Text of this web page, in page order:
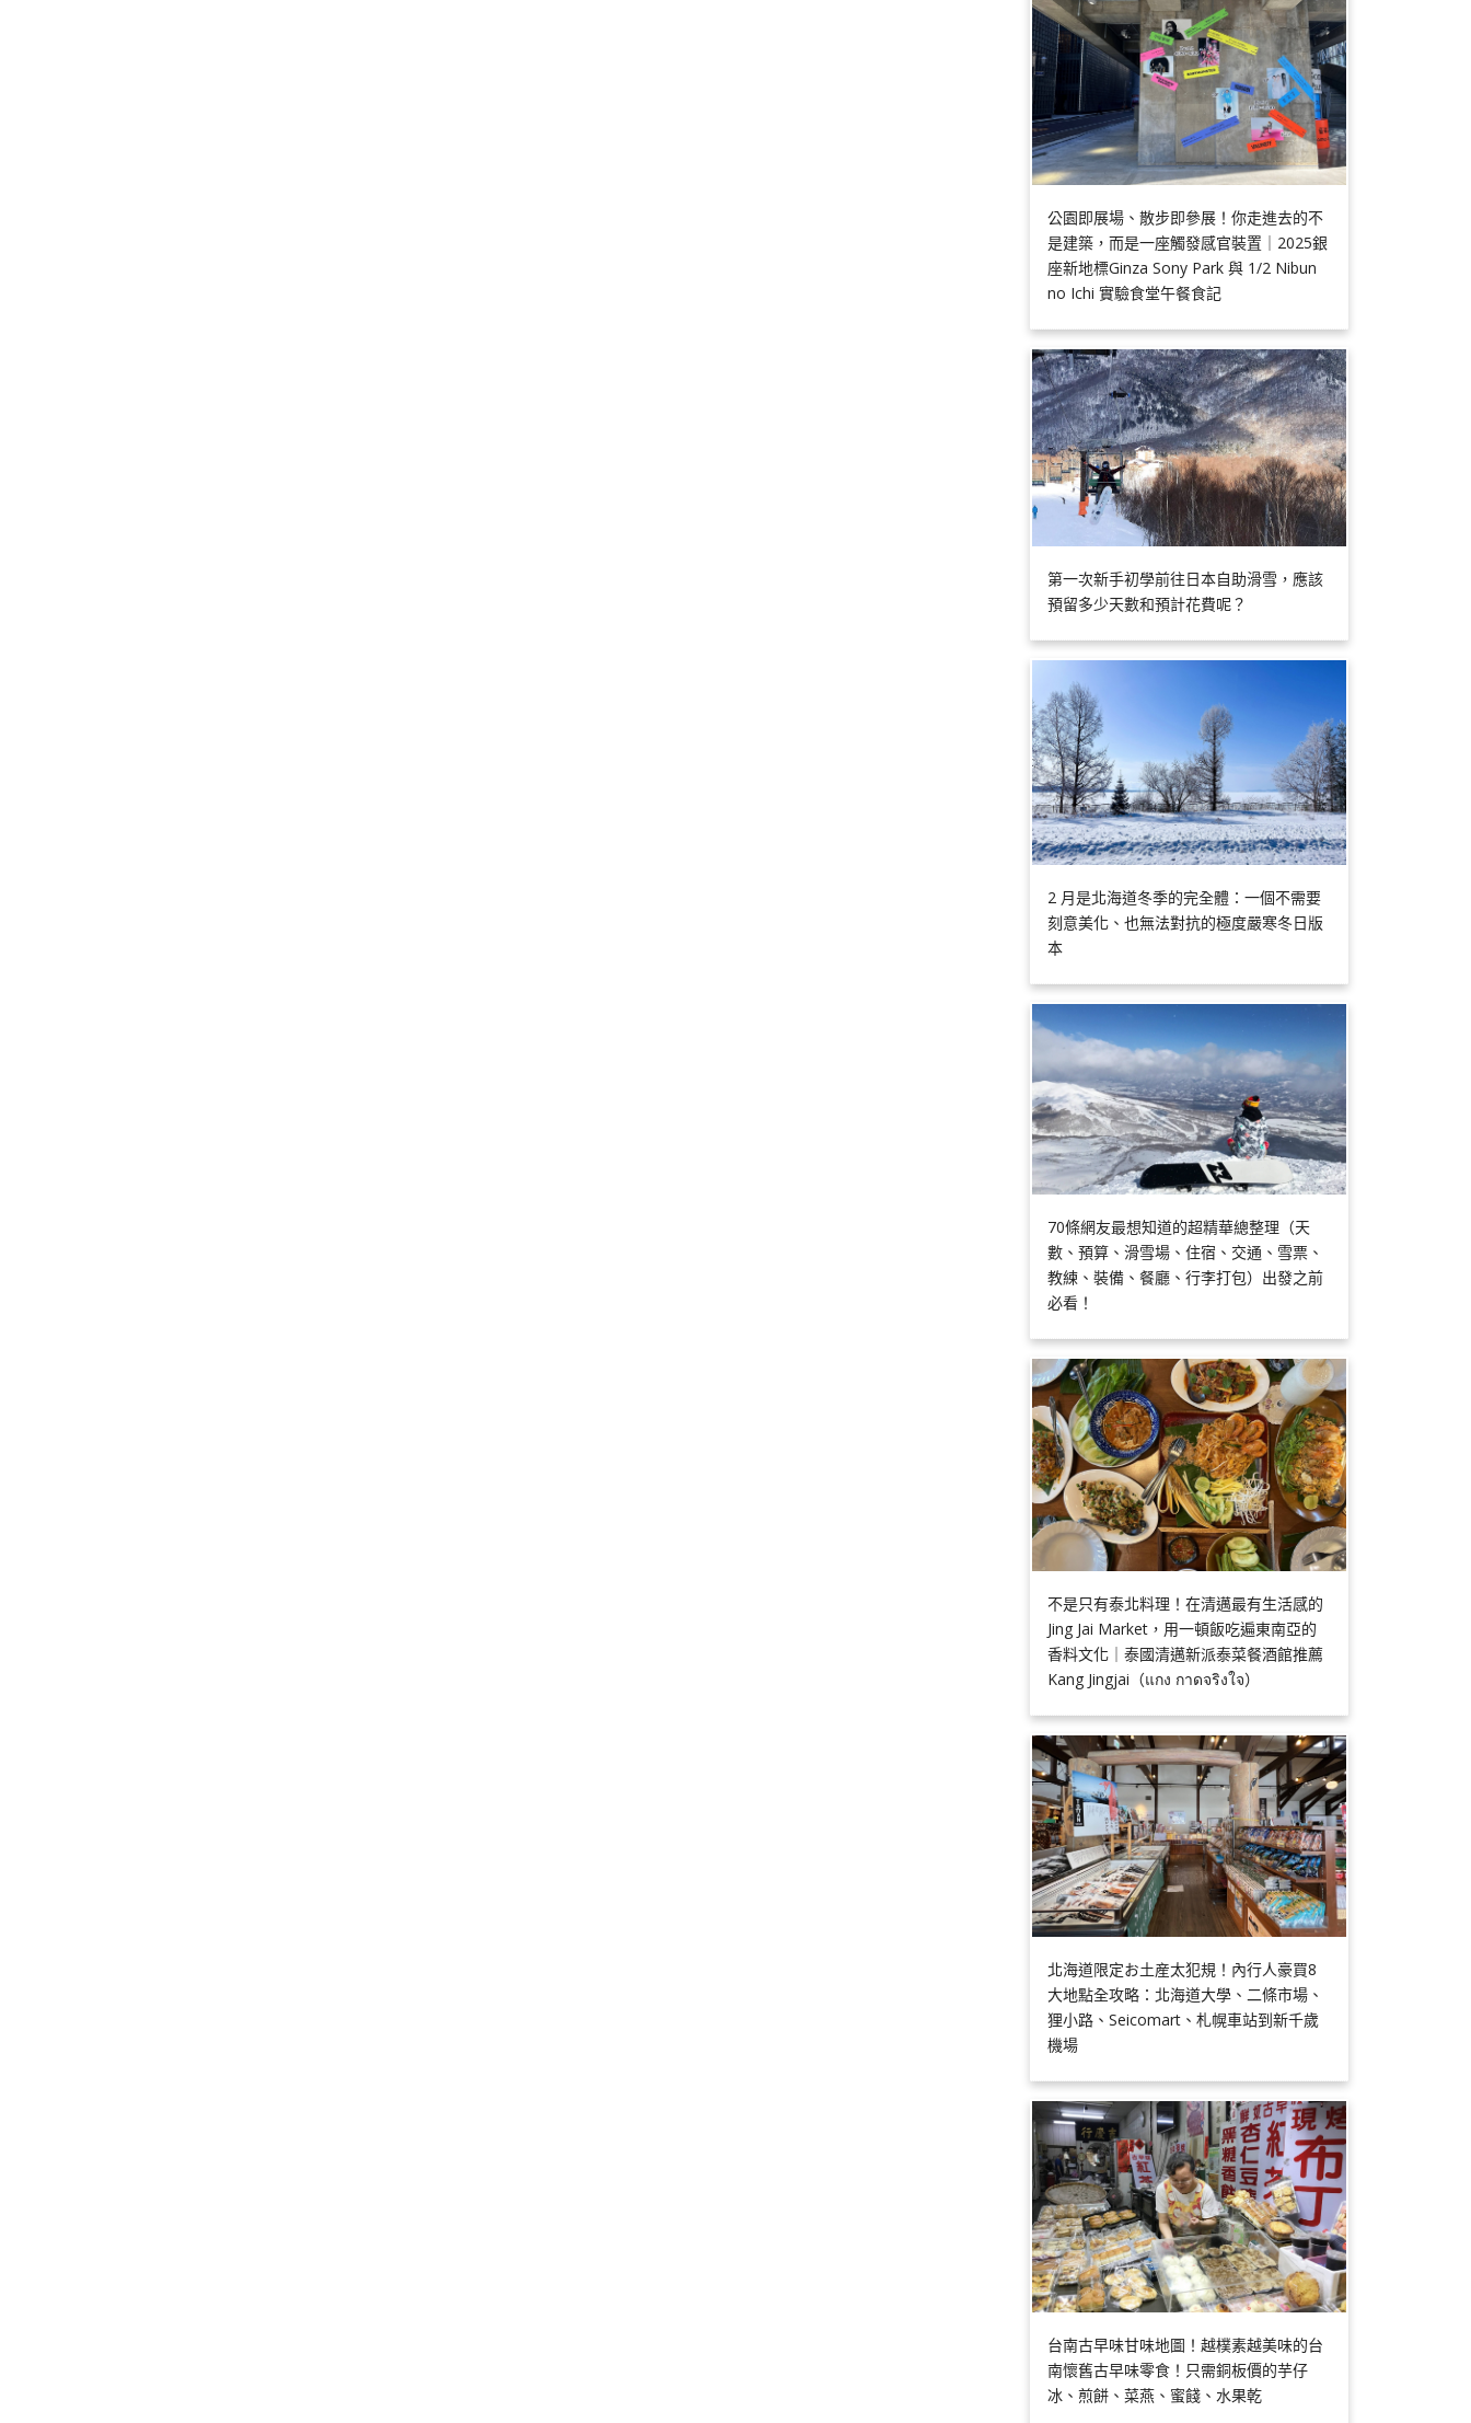
公園即展場、散步即參展！你走進去的不
是建築，而是一座觸發感官裝置｜2025銀
座新地標Ginza Sony Park 與 1/2 Nibun
no Ichi 實驗食堂午餐食記
第一次新手初學前往日本自助滑雪，應該
預留多少天數和預計花費呢？
2 月是北海道冬季的完全體：一個不需要
刻意美化、也無法對抗的極度嚴寒冬日版
本
70條網友最想知道的超精華總整理（天
數、預算、滑雪場、住宿、交通、雪票、
教練、裝備、餐廳、行李打包）出發之前
必看！
不是只有泰北料理！在清邁最有生活感的
Jing Jai Market，用一頓飯吃遍東南亞的
香料文化｜泰國清邁新派泰菜餐酒館推薦
Kang Jingjai（แกง กาดจริงใจ）
北海道限定お土産太犯規！內行人豪買8
大地點全攻略：北海道大學、二條市場、
狸小路、Seicomart、札幌車站到新千歲
機場
台南古早味甘味地圖！越樸素越美味的台
南懷舊古早味零食！只需銅板價的芋仔
冰、煎餅、菜燕、蜜餞、水果乾